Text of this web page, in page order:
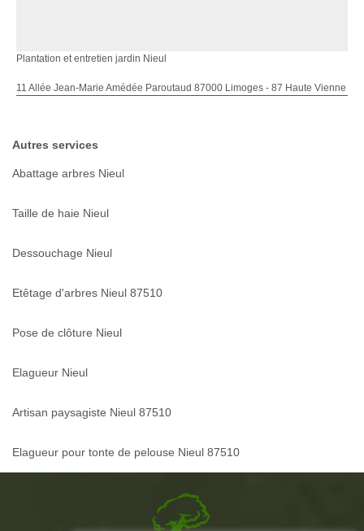
Plantation et entretien jardin Nieul
11 Allée Jean-Marie Amédée Paroutaud 87000 Limoges - 87 Haute Vienne
Autres services
Abattage arbres Nieul
Taille de haie Nieul
Dessouchage Nieul
Etêtage d'arbres Nieul 87510
Pose de clôture Nieul
Elagueur Nieul
Artisan paysagiste Nieul 87510
Elagueur pour tonte de pelouse Nieul 87510